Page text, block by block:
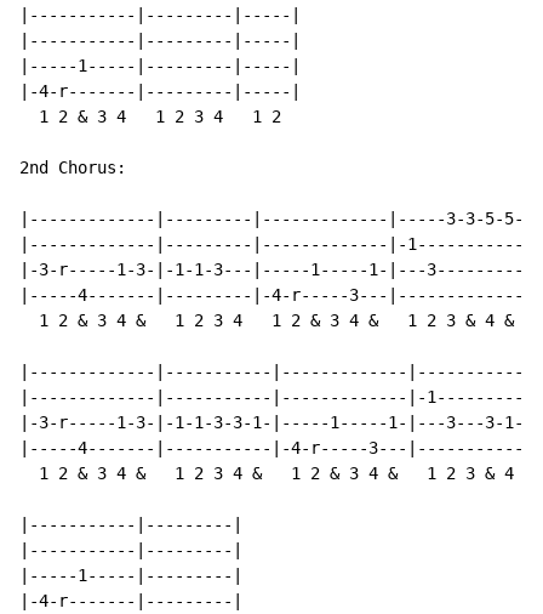
|-----------|---------|-----|
|-----------|---------|-----|
|-----1-----|---------|-----|
|-4-r-------|---------|-----|
  1 2 & 3 4   1 2 3 4   1 2
2nd Chorus:
|-------------|---------|-------------|-----3-3-5-5-|
|-------------|---------|-------------|-1-----------|
|-3-r-----1-3-|-1-1-3---|-----1-----1-|---3---------|
|-----4-------|---------|-4-r-----3---|-------------|
  1 2 & 3 4 &   1 2 3 4   1 2 & 3 4 &   1 2 3 & 4 &
|-------------|-----------|-------------
|-------------|-----------|-------------|-
|-3-r-----1-3-|-1-1-3-3-1-|-----1-----1-|---3---3-1-
|-----4-------|-----------|-4-r-----3---
  1 2 & 3 4 &   1 2 3 4 &   1 2 & 3 4 &   1 2 3 & 4 &
|-----------|---------|
|-----------|---------|
|-----1-----|---------|
|-4-r-------|---------|